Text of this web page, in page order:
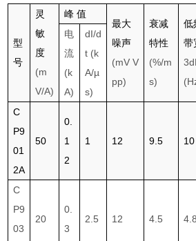
型
号
灵
敏
度
(m
V/A)
峰 值
最大
噪声
(mV V
pp)
衰减
特性
(%/m
s)
低
带
电
流
(k
A)
dI/d
t (k
A/µ
s)
C
P9
01
2A
50
0.
1
2
1 12 9.5 10
C
P9
03
20
0.
3
2.5 12 4.5 4.8